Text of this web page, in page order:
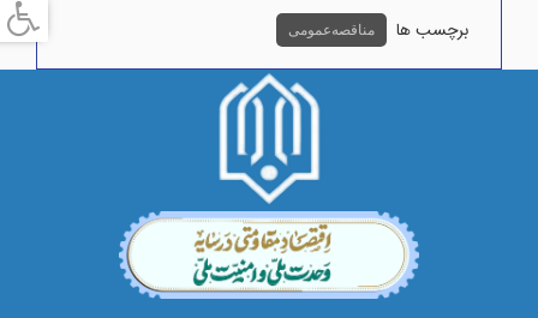
برچسب ها مناقصه عمومی